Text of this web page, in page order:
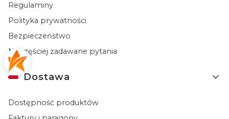
Regulaminy
Polityka prywatności
Bezpieczeństwo
Najczęściej zadawane pytania
Dostawa
Dostępność produktów